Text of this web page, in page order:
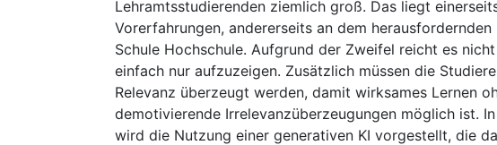
Lehramtsstudierenden ziemlich groß. Das liegt
Vorerfahrungen, andererseits an dem herausfordernden
Schule Hochschule. Aufgrund der Zweifel reicht es nicht
einfach nur aufzuzeigen. Zusätzlich müssen die
Relevanz überzeugt werden, damit wirksames Lernen
demotivierende Irrelevanzüberzeugungen möglich ist.
wird die Nutzung einer generativen KI vorgestellt, die